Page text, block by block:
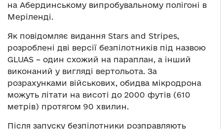
на Абердинському випробувальному полігоні в
Меріленді.
Як повідомляє видання Stars and Stripes,
розроблені дві версії безпілотників під назвою
GLUAS – один схожий на параплан, а інший
виконаний у вигляді вертольота. За
розрахунками військових, обидва мікродрона
можуть літати на висоті до 2000 футів (610
метрів) протягом 90 хвилин.
Після запуску безпілотники розправляють